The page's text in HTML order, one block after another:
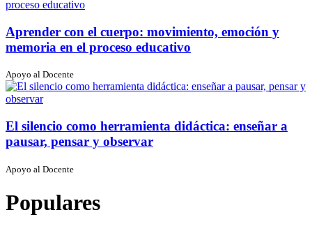
Aprender con el cuerpo: movimiento, emoción y
memoria en el proceso educativo
Apoyo al Docente
El silencio como herramienta didáctica: enseñar a
pausar, pensar y observar
Apoyo al Docente
Populares